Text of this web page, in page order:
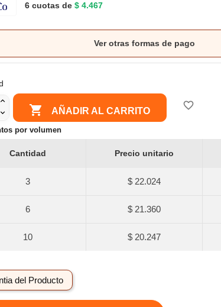
6 cuotas de $ 4.467
Ver otras formas de pago
 AÑADIR AL CARRITO favorite_border
por volumen
Cantidad Precio unitario
3 $ 22.024
6 $ 21.360
10 $ 20.247
del Producto